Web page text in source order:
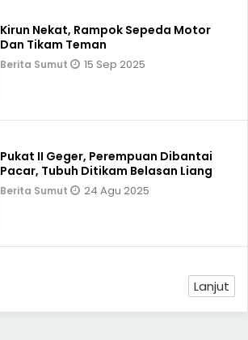
Kirun Nekat, Rampok Sepeda Motor
Dan Tikam Teman
Berita Sumut 15 Sep 2025
Pukat II Geger, Perempuan Dibantai
Pacar, Tubuh Ditikam Belasan Liang
Berita Sumut 24 Agu 2025
Lanjut